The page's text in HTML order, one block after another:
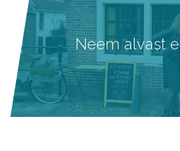
Neem alvast